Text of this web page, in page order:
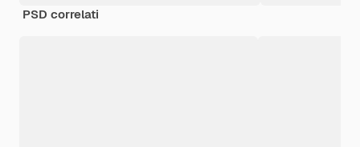
PSD correlati